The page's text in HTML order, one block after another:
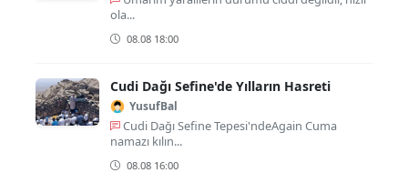
ola...
08.08 18:00
Cudi Dağı Sefine'de Yılların Hasreti
YusufBal
Cudi Dağı Sefine Tepesi'ndeAgain Cuma
namazı kılın...
08.08 16:00